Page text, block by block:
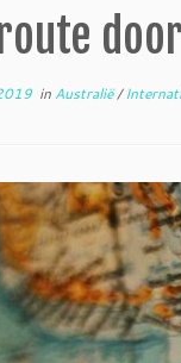
in Australië/